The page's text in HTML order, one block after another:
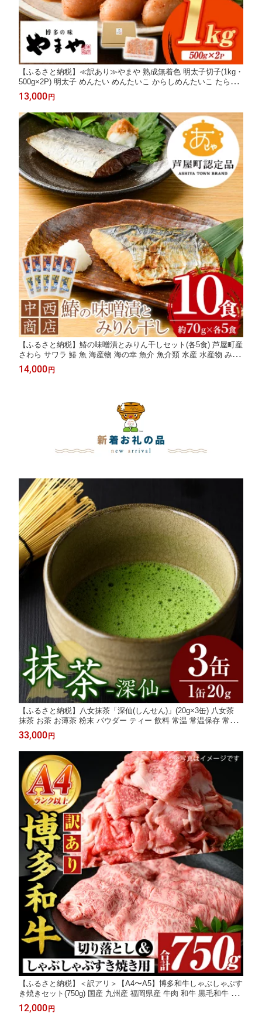
【ふるさと納税】≪訳あり≫やまや 熟成無着色 明太子切子(1kg・
500g×2P) 明太子 めんたい めんたいこ からしめんたいこ たらこ
タラコ 魚卵 わけあり 訳アリ 家庭用 切れ子 切子 小分け こわけ
魚卵 熟成 無着色 ごはん ご飯 おつまみ 冷凍【やまやコミュニケ
ーションズ】
13,000 円
【ふるさと納税】鰆の味噌漬とみりん干しセット(各5食) 芦屋町産
さわら サワラ 鰆 魚 海産物 海の幸 魚介 魚介類 水産 水産物 みり
ん干し みりんぼし 味噌 味噌漬け 小分け 個包装 惣菜 おかず 冷凍
簡単調理 時短 お手軽【中西商店】
14,000 円
【ふるさと納税】八女抹茶「深仙(しんせん)」(20g×3缶) 八女茶
抹茶 お茶 お薄茶 粉末 パウダー ティー 飲料 常温 常温保存 常温
配送【あんどでぃすAshiya】
33,000 円
【ふるさと納税】＜訳アリ＞【A4〜A5】博多和牛しゃぶしゃぶす
き焼きセット(750g) 国産 九州産 福岡県産 牛肉 和牛 黒毛和牛 す
きやき スキヤキ お肉 スライス 切り落とし【MEAT PLUS】
12,000 円